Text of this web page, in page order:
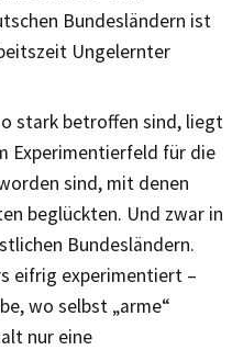
Bundesländern ist
Ungelernter
stark betroffen sind, liegt
Experimentierfeld für die
sind, mit denen
beglückten. Und zwar in
Bundesländern.
eifrig experimentiert –
wo selbst „arme“
nur eine